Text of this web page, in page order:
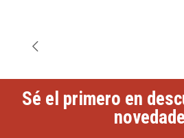
Sé el primero en